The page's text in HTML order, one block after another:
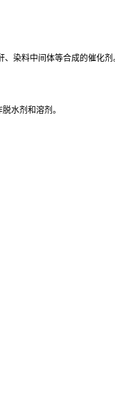
染料中间体等合成的催化
水剂和溶剂。